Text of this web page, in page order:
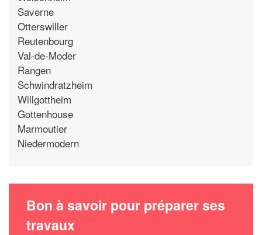
Saverne
Otterswiller
Reutenbourg
Val-de-Moder
Rangen
Schwindratzheim
Willgottheim
Gottenhouse
Marmoutier
Niedermodern
Bon à savoir pour préparer ses
travaux